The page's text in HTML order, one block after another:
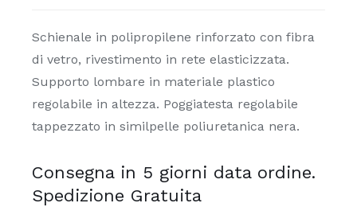
Schienale in polipropilene rinforzato con fibra
di vetro, rivestimento in rete elasticizzata.
Supporto lombare in materiale plastico
regolabile in altezza. Poggiatesta regolabile
tappezzato in similpelle poliuretanica nera.
Consegna in 5 giorni data ordine.
Spedizione Gratuita